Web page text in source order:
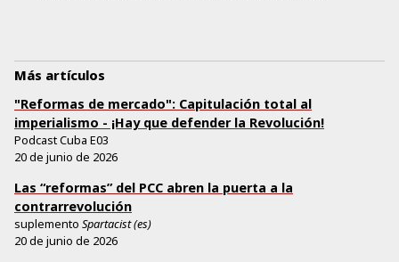
Más artículos
"Reformas de mercado": Capitulación total al
imperialismo - ¡Hay que defender la Revolución!
Podcast Cuba E03
20 de junio de 2026
Las “reformas” del PCC abren la puerta a la
contrarrevolución
suplemento Spartacist (es)
20 de junio de 2026